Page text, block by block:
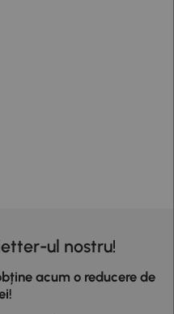
ul nostru!
acum o reducere de